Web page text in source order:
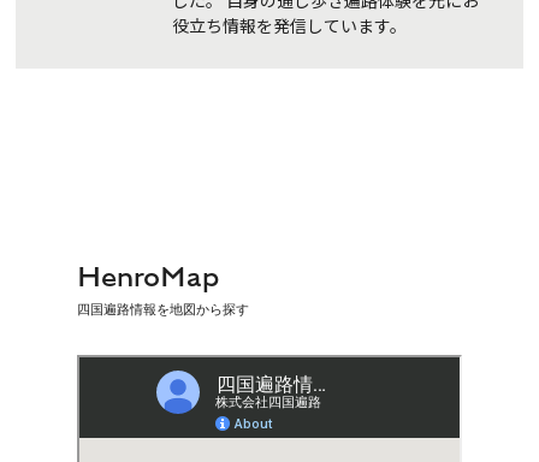
役立ち情報を発信しています。
HenroMap
四国遍路情報を地図から探す